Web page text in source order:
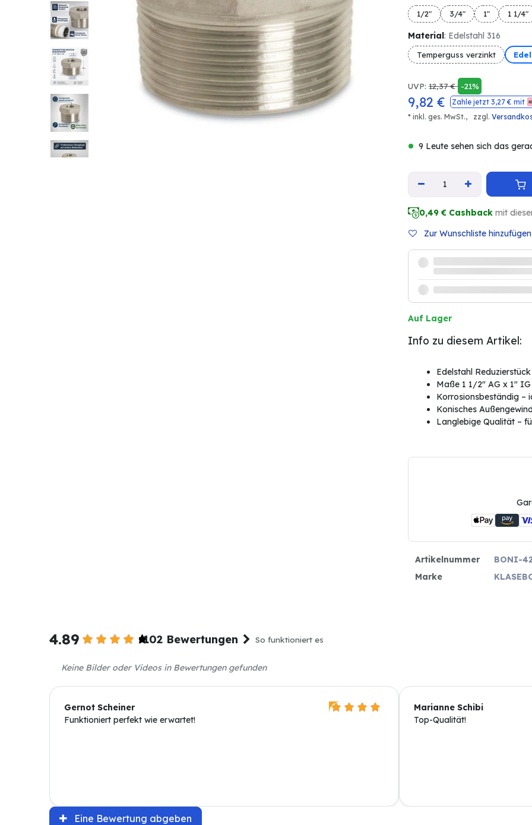
1/2" 3/4" 1" 1 1/4"
Material: Edelstahl 316
Temperguss verzinkt
UVP: 12,37€ -21%
9,82 € Zahle jetzt 3,27€ mit
* inkl. ges. MwSt.,
zzgl.
9 Leute sehen sich das
0,49 € Cashback mit
Zur Wunschliste hinzufügen
Auf Lager
Info zu diesem Artikel:
Edelstahl
Maße 1 1/2" AG x 1"
Korrosionsbeständig –
Konisches
Langlebige Qualität –
Artikelnummer
BONI-
Marke
4.89 102 Bewertungen So funktioniert es
Keine Bilder oder Videos in Bewertungen gefunden
Gernot Scheiner
Funktioniert perfekt wie erwartet!
Marianne Schibi
Top-Qualität!
Eine Bewertung abgeben